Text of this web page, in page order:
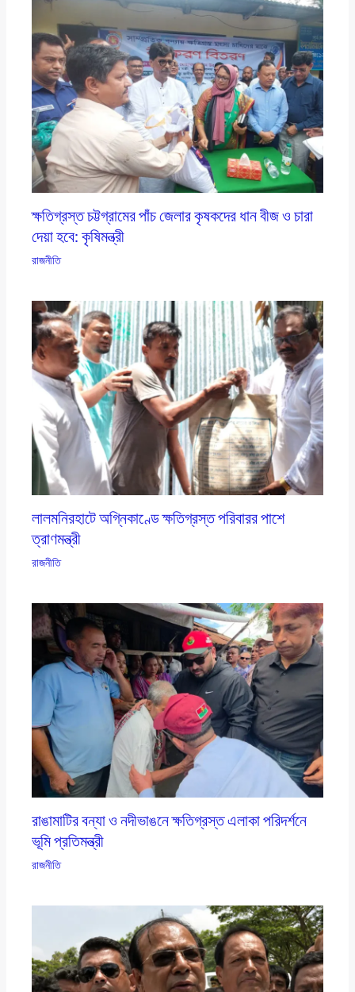
ক্ষতিগ্রস্ত চট্টগ্রামের পাঁচ জেলার কৃষকদের ধান বীজ ও চারা
দেয়া হবে: কৃষিমন্ত্রী
রাজনীতি
লালমনিরহাটে অগ্নিকাণ্ডে ক্ষতিগ্রস্ত পরিবারর পাশে
ত্রাণমন্ত্রী
রাজনীতি
রাঙামাটির বন্যা ও নদীভাঙনে ক্ষতিগ্রস্ত এলাকা পরিদর্শনে
ভূমি প্রতিমন্ত্রী
রাজনীতি